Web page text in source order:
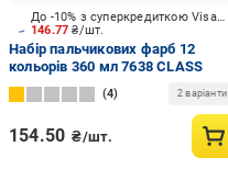
146.77₴/шт.
До -10% з суперкредиткою Visa Вигода
Набір пальчикових фарб 12
кольорів 360 мл 7638 CLASS
4 2 варіанти
154.50 ₴/шт.